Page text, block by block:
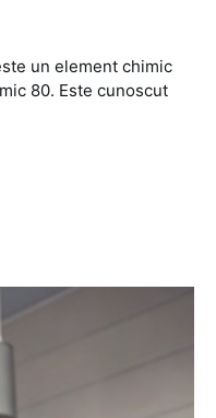
un element chimic
80. Este cunoscut